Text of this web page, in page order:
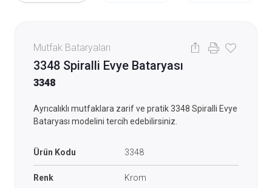
Mutfak Bataryaları
3348 Spiralli Evye Bataryası
3348
Ayrıcalıklı mutfaklara zarif ve pratik 3348 Spiralli Evye
Bataryası modelini tercih edebilirsiniz.
Ürün Kodu 3348
Renk Krom